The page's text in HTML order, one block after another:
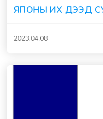
ЯПОНЫ ИХ ДЭЭД
2023.04.08